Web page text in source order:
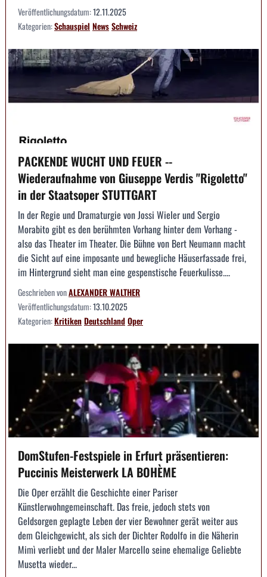
Veröffentlichungsdatum:12.11.2025
Kategorien:Schauspiel NewsSchweiz
PACKENDE WUCHT UND FEUER --
Wiederaufnahme von Giuseppe Verdis "Rigoletto"
in der Staatsoper STUTTGART
In der Regie und Dramaturgie von Jossi Wieler und Sergio
Morabito gibt es den berühmten Vorhang hinter dem Vorhang -
also das Theater im Theater. Die Bühne von Bert Neumann macht
die Sicht auf eine imposante und bewegliche Häuserfassade frei,
im Hintergrund sieht man eine gespenstische Feuerkulisse....
Geschrieben vonALEXANDER WALTHER
Veröffentlichungsdatum:13.10.2025
Kategorien:KritikenDeutschlandOper
DomStufen-Festspiele in Erfurt präsentieren:
Puccinis Meisterwerk LA BOHÈME
Die Oper erzählt die Geschichte einer Pariser
Künstlerwohngemeinschaft. Das freie, jedoch stets von
Geldsorgen geplagte Leben der vier Bewohner gerät weiter aus
dem Gleichgewicht, als sich der Dichter Rodolfo in die Näherin
Mimì verliebt und der Maler Marcello seine ehemalige Geliebte
Musetta wieder...